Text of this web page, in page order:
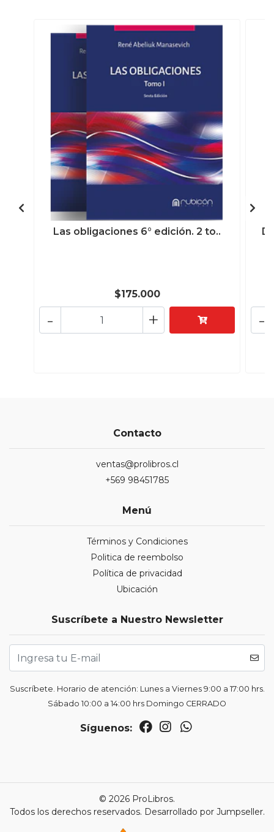
Las obligaciones 6° edición. 2 to..
$175.000
+
- -
Contacto
ventas@prolibros.cl
+569 98451785
Menú
Términos y Condiciones
Politica de reembolso
Política de privacidad
Ubicación
Suscríbete a Nuestro Newsletter
Suscríbete. Horario de atención: Lunes a Viernes 9:00 a 17:00 hrs.
Sábado 10:00 a 14:00 hrs Domingo CERRADO
Síguenos:
© 2026 ProLibros.
Todos los derechos reservados. Desarrollado por Jumpseller.